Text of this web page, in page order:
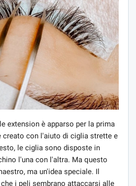
extension è apparso per la prima
creato con l'aiuto di ciglia strette e
le ciglia sono disposte in
l'una con l'altra. Ma questo
ma un'idea speciale. Il
i peli sembrano attaccarsi alle